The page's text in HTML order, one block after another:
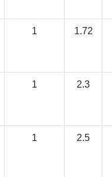
1 1.72
1 2.3
1 2.5